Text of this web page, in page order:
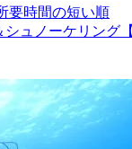
要時間の短い順
ュノーケリング